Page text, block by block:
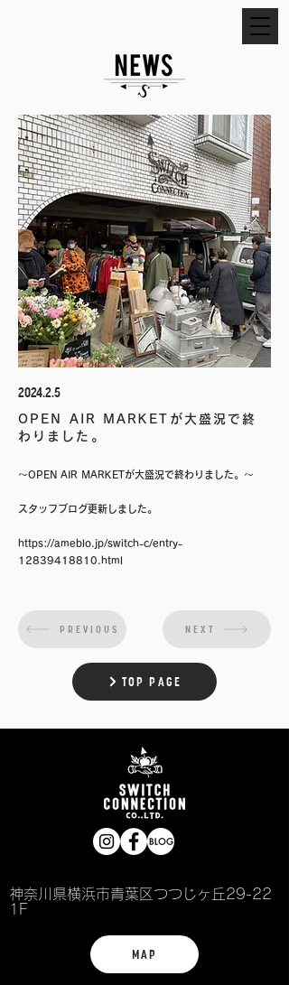
2024.2.5
OPEN AIR MARKETが大盛況で終
わりました。
〜OPEN AIR MARKETが大盛況で終わりました。〜
スタッフブログ更新しました。
https://ameblo.jp/switch-c/entry-
12839418810.html
PREVIOUS NEXT
TOP PAGE
神奈川県横浜市青葉区つつじヶ丘29-22
1F
MAP